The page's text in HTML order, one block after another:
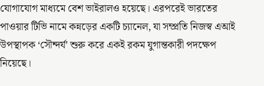
যোগাযোগ মাধ্যমে বেশ ভাইরালও হয়েছে। এরপরেই ভারতের
পাওয়ার টিভি নামে কন্নড়ের একটি চ্যানেল, যা সম্প্রতি নিজস্ব এআই
উপস্থাপক ‘সৌন্দর্য’ শুরু করে একই রকম যুগান্তকারী পদক্ষেপ
নিয়েছে।